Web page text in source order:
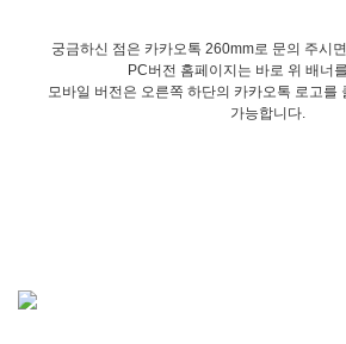
궁금하신 점은 카카오톡 260mm로 문의 주시
PC버전 홈페이지는 바로 위 배너
모바일 버전은 오른쪽 하단의 카카오톡 로고를
가능합니다.